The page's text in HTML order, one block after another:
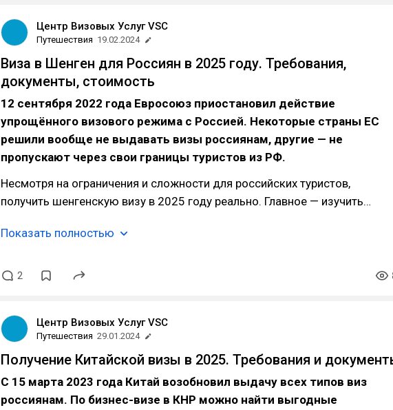
Центр Визовых Услуг VSC
Путешествия 19.02.2024
Виза в Шенген для Россиян в 2025 году. Требования,
документы, стоимость
12 сентября 2022 года Евросоюз приостановил действие
упрощённого визового режима с Россией. Некоторые страны ЕС
решили вообще не выдавать визы россиянам, другие — не
пропускают через свои границы туристов из РФ.
Несмотря на ограничения и сложности для российских туристов,
получить шенгенскую визу в 2025 году реально. Главное — изучить…
Показать полностью
2
Центр Визовых Услуг VSC
Путешествия 29.01.2024
Получение Китайской визы в 2025. Требования и
С 15 марта 2023 года Китай возобновил выдачу всех типов виз
россиянам. По бизнес-визе в КНР можно найти выгодные